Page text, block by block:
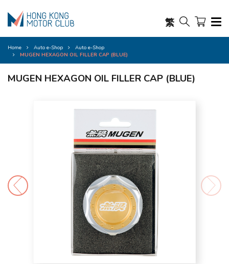
繁
Home Auto e-Shop
Auto e-Shop
MUGEN HEXAGON OIL FILLER CAP (BLUE)
MUGEN HEXAGON OIL FILLER CAP (BLUE)